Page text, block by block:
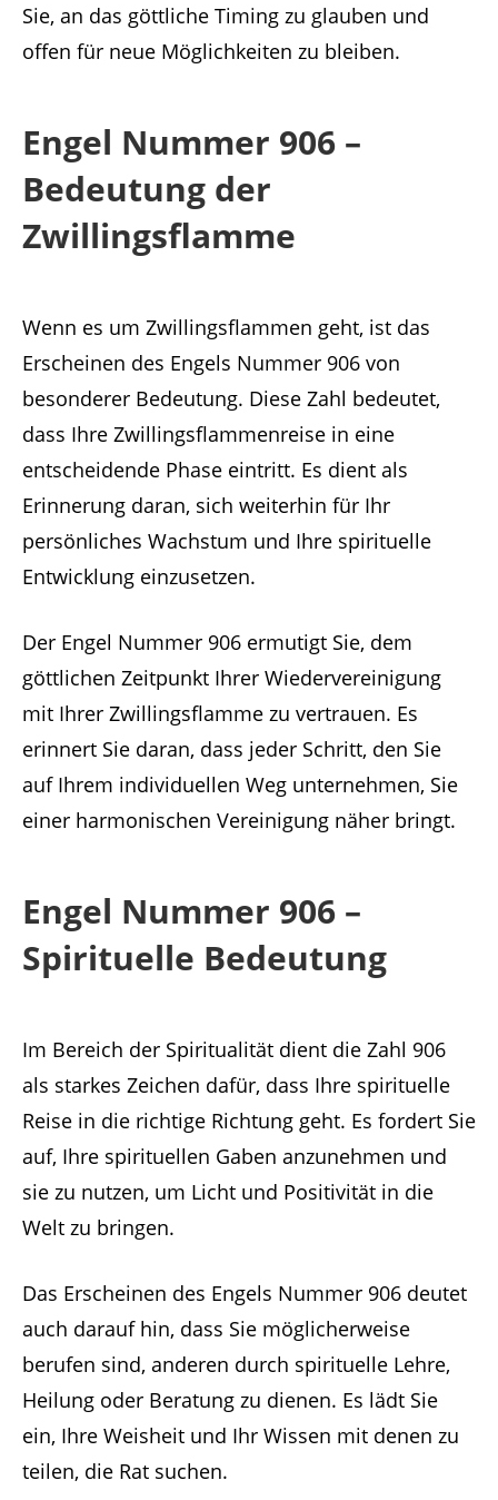
Sie, an das göttliche Timing zu glauben und
offen für neue Möglichkeiten zu bleiben.
Engel Nummer 906 –
Bedeutung der
Zwillingsflamme
Wenn es um Zwillingsflammen geht, ist das
Erscheinen des Engels Nummer 906 von
besonderer Bedeutung. Diese Zahl bedeutet,
dass Ihre Zwillingsflammenreise in eine
entscheidende Phase eintritt. Es dient als
Erinnerung daran, sich weiterhin für Ihr
persönliches Wachstum und Ihre spirituelle
Entwicklung einzusetzen.
Der Engel Nummer 906 ermutigt Sie, dem
göttlichen Zeitpunkt Ihrer Wiedervereinigung
mit Ihrer Zwillingsflamme zu vertrauen. Es
erinnert Sie daran, dass jeder Schritt, den Sie
auf Ihrem individuellen Weg unternehmen, Sie
einer harmonischen Vereinigung näher bringt.
Engel Nummer 906 –
Spirituelle Bedeutung
Im Bereich der Spiritualität dient die Zahl 906
als starkes Zeichen dafür, dass Ihre spirituelle
Reise in die richtige Richtung geht. Es fordert Sie
auf, Ihre spirituellen Gaben anzunehmen und
sie zu nutzen, um Licht und Positivität in die
Welt zu bringen.
Das Erscheinen des Engels Nummer 906 deutet
auch darauf hin, dass Sie möglicherweise
berufen sind, anderen durch spirituelle Lehre,
Heilung oder Beratung zu dienen. Es lädt Sie
ein, Ihre Weisheit und Ihr Wissen mit denen zu
teilen, die Rat suchen.